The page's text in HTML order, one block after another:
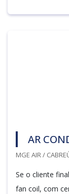
AR
MGE AIR /
Se o cliente
fan coil, com